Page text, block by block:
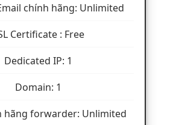
chính hãng: Unlimited
Certificate : Free
Dedicated IP: 1
Domain: 1
hãng forwarder: Unlimited